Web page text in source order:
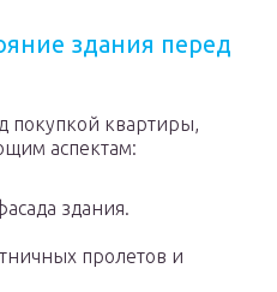
здания перед
покупкой квартиры,
аспектам:
здания.
пролетов и